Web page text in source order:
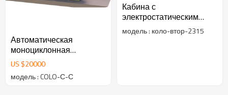
Автоматическая
моноциклонная
распылительная камера
US $20000
модель : COLO-С-С
Кабина с
электростатическим
порошковым
напылением
модель : коло-втор-2315